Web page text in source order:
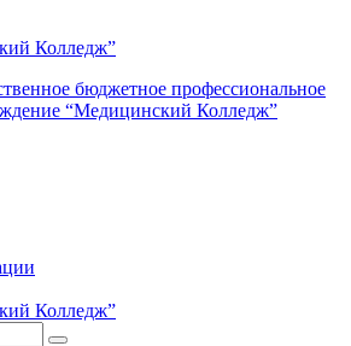
Колледж”
бюджетное профессиональное
“Медицинский Колледж”
Колледж”